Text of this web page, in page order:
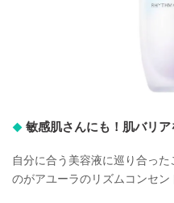
敏感肌さんにも！肌バリ
自分に合う美容液に巡り合っ
のがアユーラのリズムコンセン